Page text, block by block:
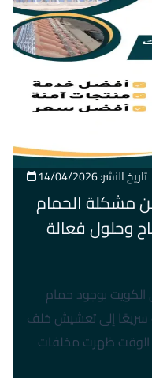
تاريخ النشر: 14/04/2026
مشكلة الحمام
وحلول فعالة
الكويت بوجود حمام
سريعًا إلى تعشيش خلف
ظهرت مخلفات